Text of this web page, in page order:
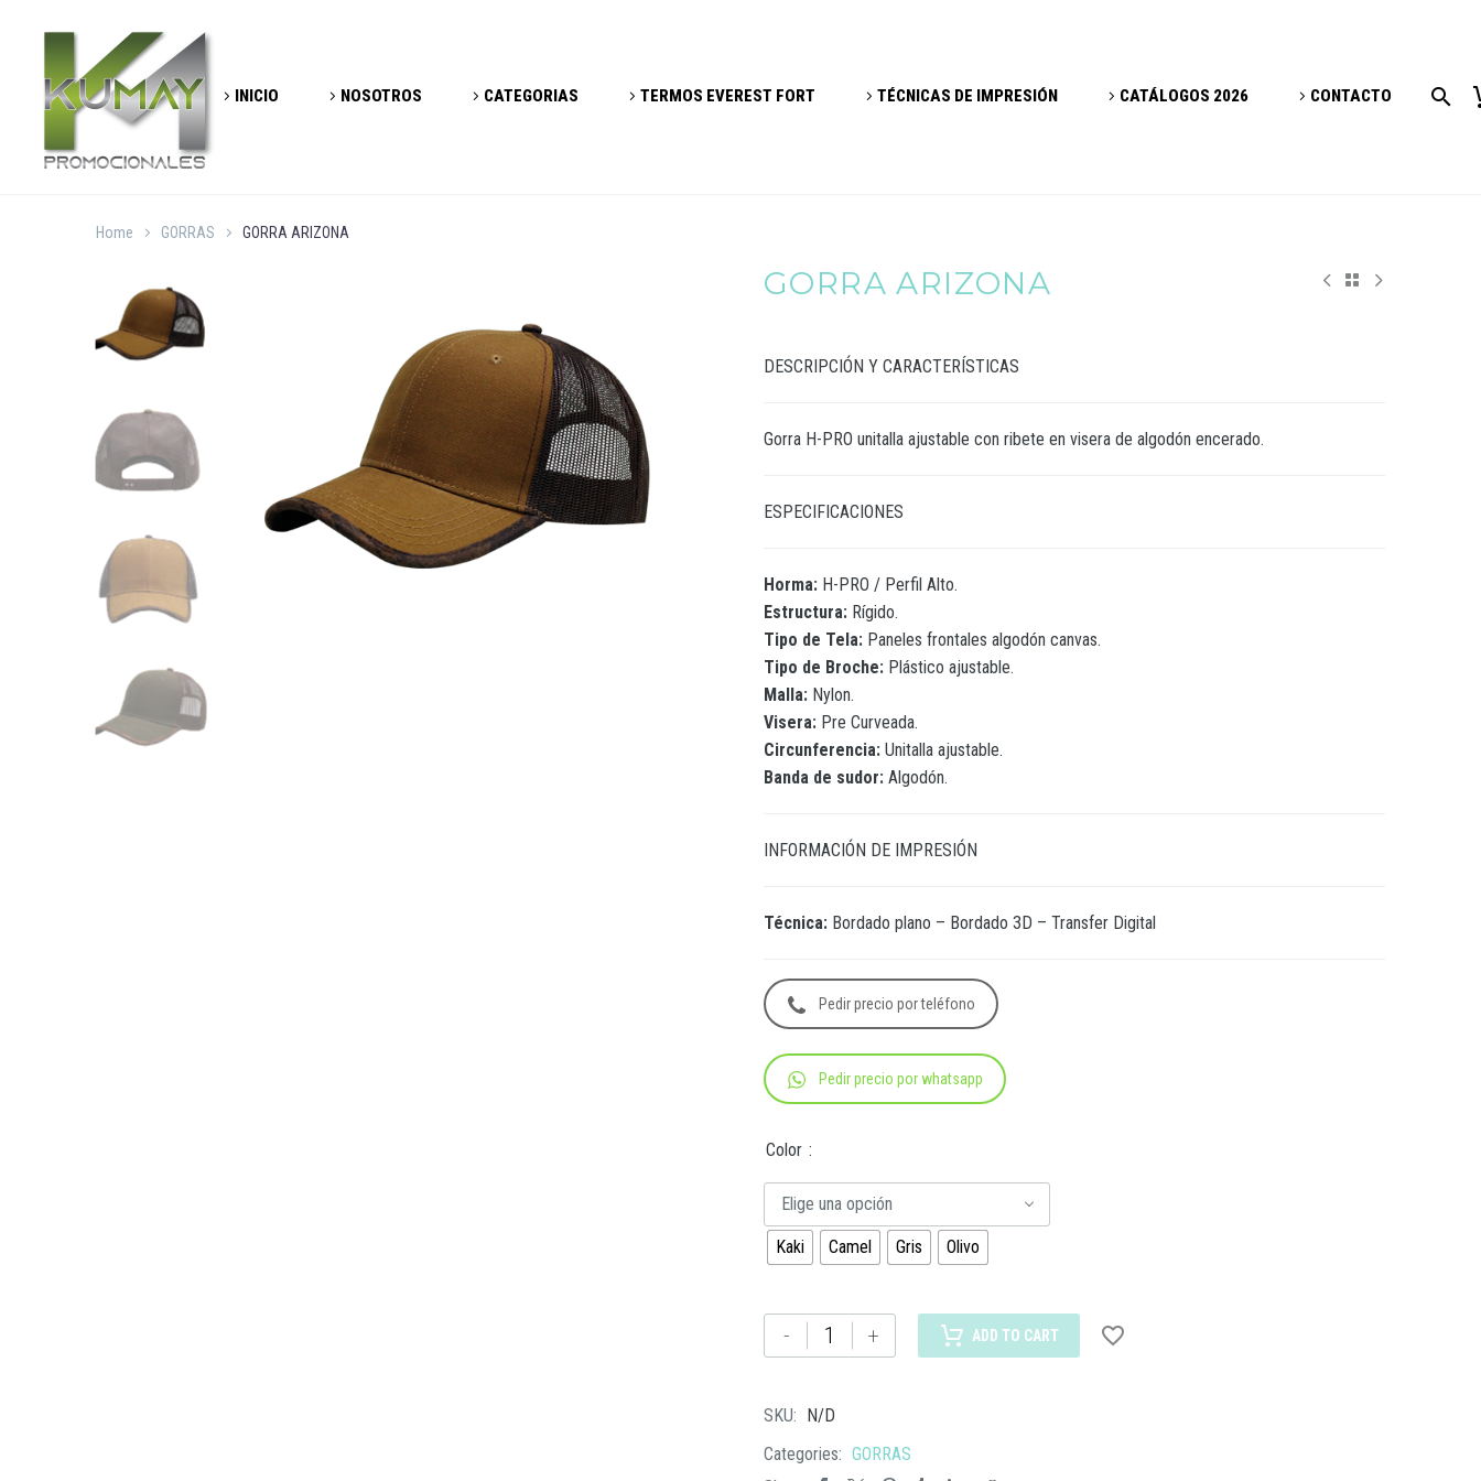
INICIO NOSOTROS CATEGORIAS TERMOS EVEREST FORT TÉCNICAS DE IMPRESIÓN CATÁLOGOS 2026 CONTACTO
Home GORRAS GORRA ARIZONA
GORRA ARIZONA
DESCRIPCIÓN Y CARACTERÍSTICAS
Gorra H-PRO unitalla ajustable con ribete en visera de algodón encerado.
ESPECIFICACIONES
Horma: H-PRO / Perfil Alto.
Estructura: Rígido.
Tipo de Tela: Paneles frontales algodón canvas.
Tipo de Broche: Plástico ajustable.
Malla: Nylon.
Visera: Pre Curveada.
Circunferencia: Unitalla ajustable.
Banda de sudor: Algodón.
INFORMACIÓN DE IMPRESIÓN
Técnica: Bordado plano – Bordado 3D – Transfer Digital
Pedir precio por teléfono
Pedir precio por whatsapp
Color
Elige una opción
Kaki Camel Gris Olivo
-
GORRA
ARIZONA
+ ADD TO CART
SKU: N/D
Categories: GORRAS